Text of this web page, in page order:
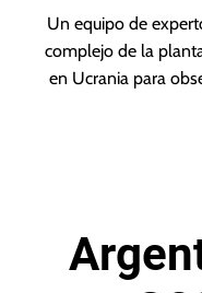
Un equipo de
complejo de la
en Ucrania para